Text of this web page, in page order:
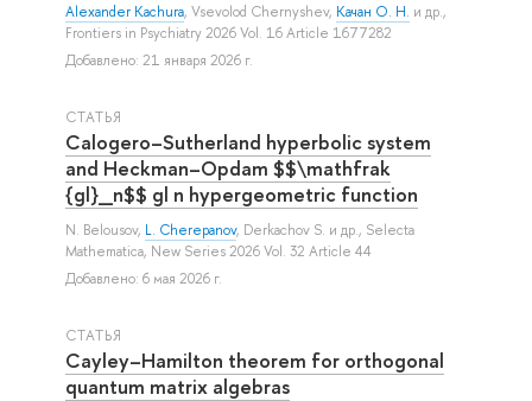
Alexander Kachura, Vsevolod Chernyshev, Качан О. Н. и др.,
Frontiers in Psychiatry 2026 Vol. 16 Article 1677282
Добавлено: 21 января 2026 г.
СТАТЬЯ
Calogero–Sutherland hyperbolic system
and Heckman–Opdam $$\mathfrak
{gl}_n$$ gl n hypergeometric function
N. Belousov, L. Cherepanov, Derkachov S. и др., Selecta
Mathematica, New Series 2026 Vol. 32 Article 44
Добавлено: 6 мая 2026 г.
СТАТЬЯ
Cayley–Hamilton theorem for orthogonal
quantum matrix algebras